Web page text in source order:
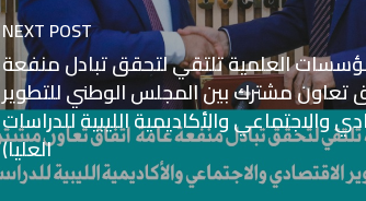
NEXT POST
العلمية تلتقي لتحقق تبادل منفعة
تعاون مشترك بين المجلس الوطني للتطوير
والاجتماعي والأكاديمية الليبية للدراسات
العليا)